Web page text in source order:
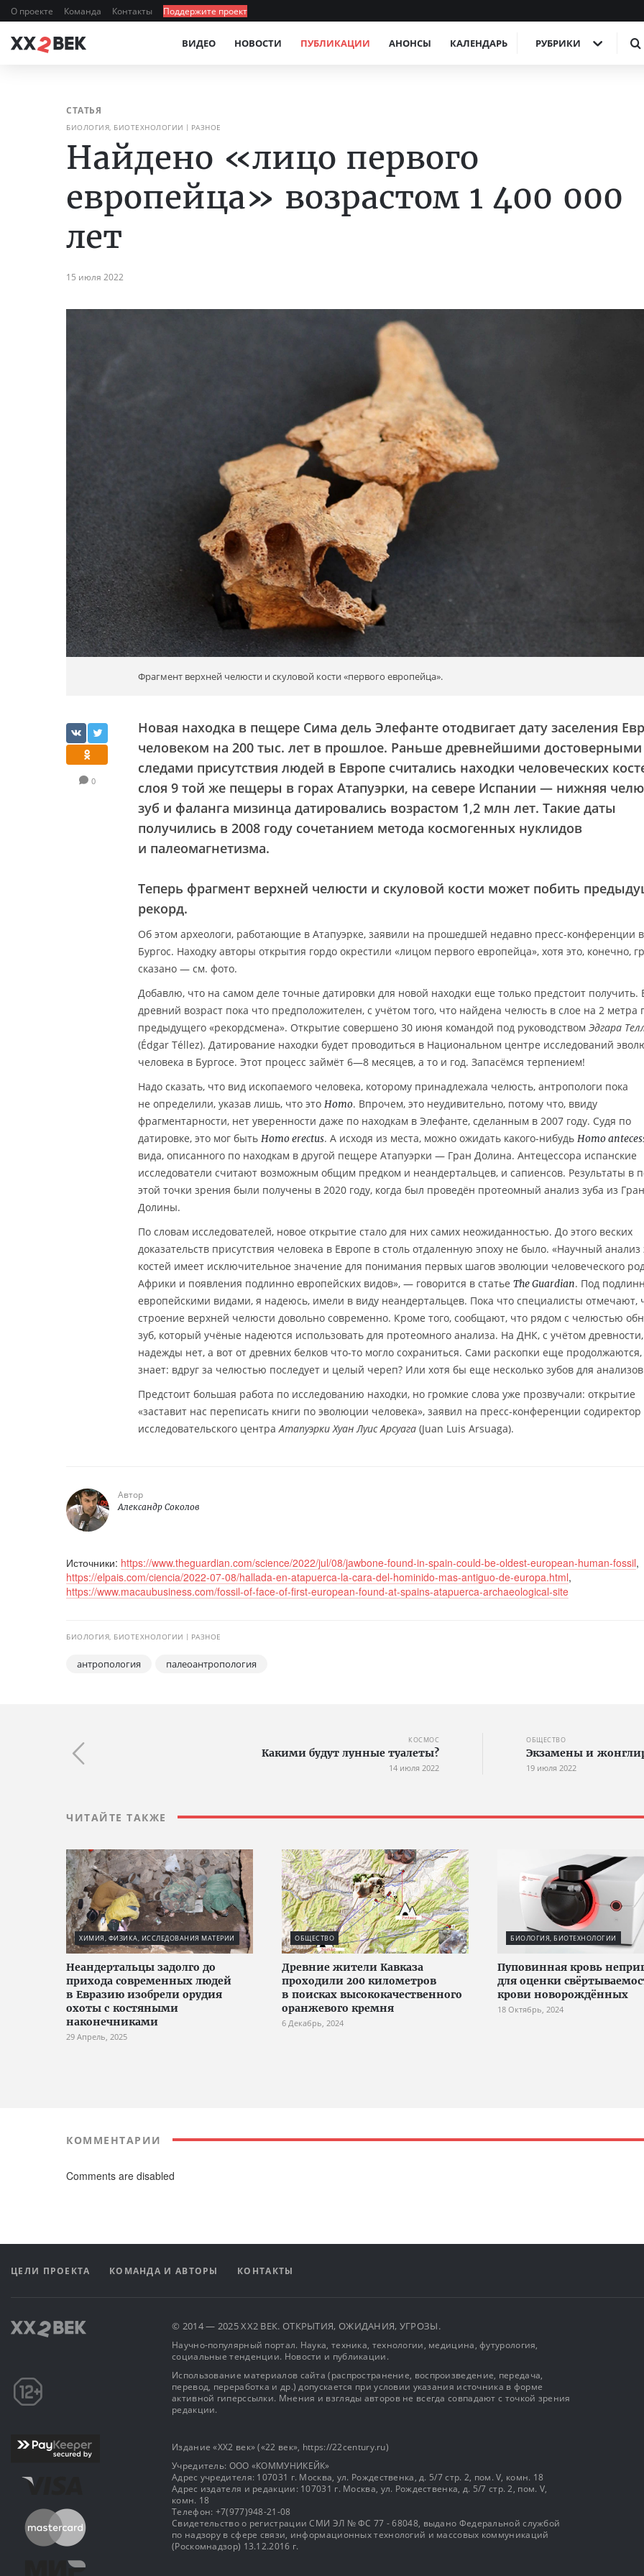
О проекте Команда Контакты Поддержите проект
ВИДЕО НОВОСТИ ПУБЛИКАЦИИ АНОНСЫ КАЛЕНДАРЬ РУБРИКИ
СТАТЬЯ
БИОЛОГИЯ, БИОТЕХНОЛОГИИ РАЗНОЕ
Найдено «лицо первого
европейца» возрастом 1 400 000
лет
15 июля 2022
Фрагмент верхней челюсти и скуловой кости «первого европейца».
0
Новая находка в пещере Сима дель Элефанте отодвигает дату заселения
человеком на 200 тыс. лет в прошлое. Раньше древнейшими достоверными
следами присутствия людей в Европе считались находки человеческих
слоя 9 той же пещеры в горах Атапуэрки, на севере Испании — нижняя
зуб и фаланга мизинца датировались возрастом 1,2 млн лет. Такие даты
получились в 2008 году сочетанием метода космогенных нуклидов
и палеомагнетизма.
Теперь фрагмент верхней челюсти и скуловой кости может побить
рекорд.
Об этом археологи, работающие в Атапуэрке, заявили на прошедшей недавно пресс-конференции
Бургос. Находку авторы открытия гордо окрестили «лицом первого европейца», хотя это, конечно,
сказано — см. фото.
Добавлю, что на самом деле точные датировки для новой находки еще только предстоит получить.
древний возраст пока что предположителен, с учётом того, что найдена челюсть в слое на 2 метра
предыдущего «рекордсмена». Открытие совершено 30 июня командой под руководством Эдгара
(Édgar Téllez). Датирование находки будет проводиться в Национальном центре исследований
человека в Бургосе. Этот процесс займёт 6—8 месяцев, а то и год. Запасёмся терпением!
Надо сказать, что вид ископаемого человека, которому принадлежала челюсть, антропологи пока
не определили, указав лишь, что это Homo. Впрочем, это неудивительно, потому что, ввиду
фрагментарности, нет уверенности даже по находкам в Элефанте, сделанным в 2007 году. Судя по
датировке, это мог быть Homo erectus. А исходя из места, можно ожидать какого-нибудь Homo
вида, описанного по находкам в другой пещере Атапуэрки — Гран Долина. Антецессора испанские
исследователи считают возможным общим предком и неандертальцев, и сапиенсов. Результаты в
этой точки зрения были получены в 2020 году, когда был проведён протеомный анализ зуба из Гран
Долины.
По словам исследователей, новое открытие стало для них самих неожиданностью. До этого веских
доказательств присутствия человека в Европе в столь отдаленную эпоху не было. «Научный анализ
костей имеет исключительное значение для понимания первых шагов эволюции человеческого
Африки и появления подлинно европейских видов», — говорится в статье The Guardian. Под
европейскими видами, я надеюсь, имели в виду неандертальцев. Пока что специалисты отмечают,
строение верхней челюсти довольно современно. Кроме того, сообщают, что рядом с челюстью
зуб, который учёные надеются использовать для протеомного анализа. На ДНК, с учётом древности,
надежды нет, а вот от древних белков что-то могло сохраниться. Сами раскопки еще продолжаются,
знает: вдруг за челюстью последует и целый череп? Или хотя бы еще несколько зубов для
Предстоит большая работа по исследованию находки, но громкие слова уже прозвучали: открытие
«заставит нас переписать книги по эволюции человека», заявил на пресс-конференции содиректор
исследовательского центраАтапуэрки Хуан Луис Арсуага (Juan Luis Arsuaga).
Автор
Александр Соколов
Источники: https://www.theguardian.com/science/2022/jul/08/jawbone-found-in-spain-could-be-oldest-european-human-fossil,
https://elpais.com/ciencia/2022-07-08/hallada-en-atapuerca-la-cara-del-hominido-mas-antiguo-de-europa.html,
https://www.macaubusiness.com/fossil-of-face-of-first-european-found-at-spains-atapuerca-archaeological-site
БИОЛОГИЯ, БИОТЕХНОЛОГИИ РАЗНОЕ
антропология палеоантропология
КОСМОС
Какими будут лунные туалеты?
14 июля 2022
ОБЩЕСТВО
Экзамены и
19 июля 2022
ЧИТАЙТЕ ТАКЖЕ
ХИМИЯ, ФИЗИКА, ИССЛЕДОВАНИЯ МАТЕРИИ
Неандертальцы задолго до
прихода современных людей
в Евразию изобрели орудия
охоты с костяными
наконечниками
29 Апрель, 2025
ОБЩЕСТВО
Древние жители Кавказа
проходили 200 километров
в поисках высококачественного
оранжевого кремня
6 Декабрь, 2024
БИОЛОГИЯ, БИОТЕХНОЛОГИИ
Пуповинная кровь
для оценки
крови новорождённых
18 Октябрь, 2024
КОММЕНТАРИИ
Comments are disabled
ЦЕЛИ ПРОЕКТА КОМАНДА И АВТОРЫ КОНТАКТЫ
© 2014 — 2025 XX2 ВЕК. ОТКРЫТИЯ, ОЖИДАНИЯ, УГРОЗЫ.
Научно-популярный портал. Наука, техника, технологии, медицина, футурология,
социальные тенденции. Новости и публикации.
Использование материалов сайта (распространение, воспроизведение, передача,
перевод, переработка и др.) допускается при условии указания источника в форме
активной гиперссылки. Мнения и взгляды авторов не всегда совпадают с точкой зрения
редакции.
Издание «XX2 век» («22 век», https://22century.ru)
Учредитель: OOO «КОММУНИКЕЙК»
Адрес учредителя: 107031 г. Москва, ул. Рождественка, д. 5/7 стр. 2, пом. V, комн. 18
Адрес издателя и редакции: 107031 г. Москва, ул. Рождественка, д. 5/7 стр. 2, пом. V,
комн. 18
Телефон: +7(977)948-21-08
Свидетельство о регистрации СМИ ЭЛ № ФС 77 - 68048, выдано Федеральной службой
по надзору в сфере связи, информационных технологий и массовых коммуникаций
(Роскомнадзор) 13.12.2016 г.